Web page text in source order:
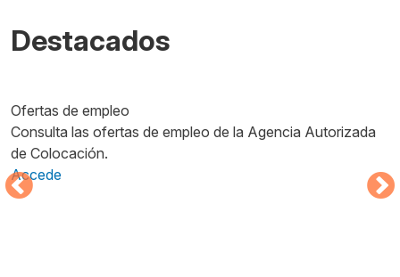
Destacados
Ofertas de empleo
Consulta las ofertas de empleo de la Agencia Autorizada
de Colocación.
Accede